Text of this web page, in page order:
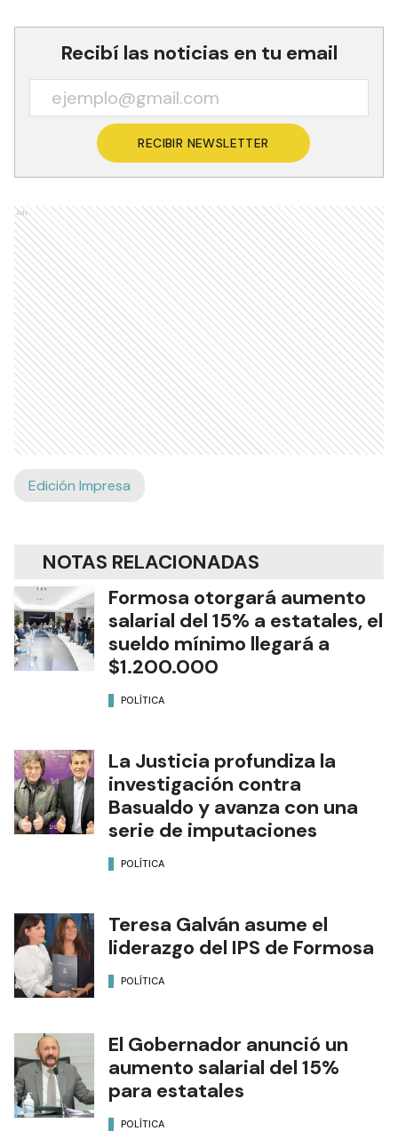
Recibí las noticias en tu email
RECIBIR NEWSLETTER
Ads
Edición Impresa
NOTAS RELACIONADAS
Formosa otorgará aumento
salarial del 15% a estatales, el
sueldo mínimo llegará a
$1.200.000
POLÍTICA
La Justicia profundiza la
investigación contra
Basualdo y avanza con una
serie de imputaciones
POLÍTICA
Teresa Galván asume el
liderazgo del IPS de Formosa
POLÍTICA
El Gobernador anunció un
aumento salarial del 15%
para estatales
POLÍTICA